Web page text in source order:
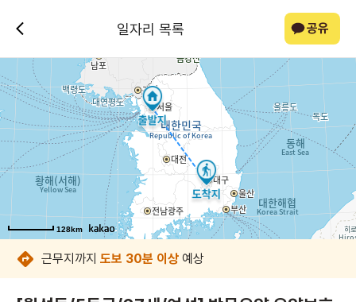
일자리 목록 공유
128km
128km
128km
128km
128km
128km
128km
128km
근무지까지 도보 30분 이상 예상